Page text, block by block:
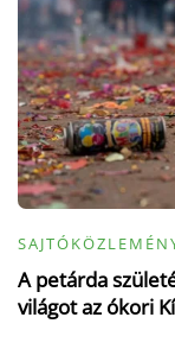
A petárda
világot az ókori